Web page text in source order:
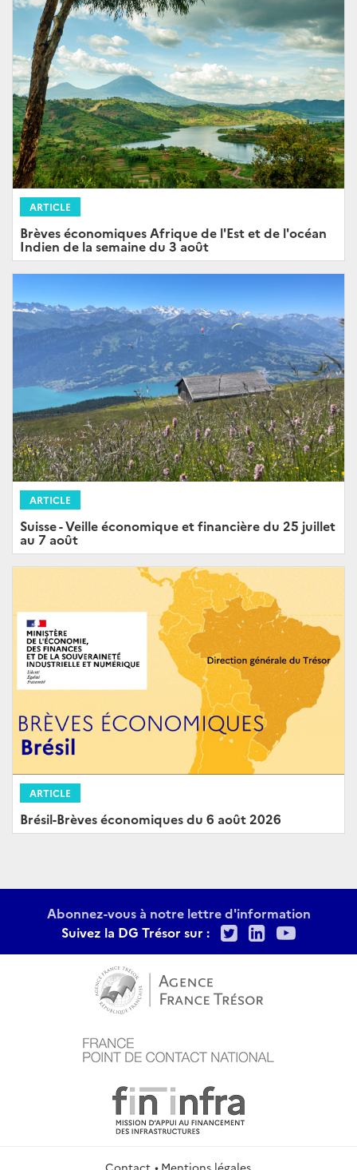
ARTICLE
Brèves économiques Afrique de l'Est et de l'océan
Indien de la semaine du 3 août
ARTICLE
Suisse - Veille économique et financière du 25 juillet
au 7 août
ARTICLE
Brésil-Brèves économiques du 6 août 2026
Abonnez-vous à notre lettre d'information
Suivez la DG Trésor sur :
TwitterLinkedIn
Contact Mentions légales